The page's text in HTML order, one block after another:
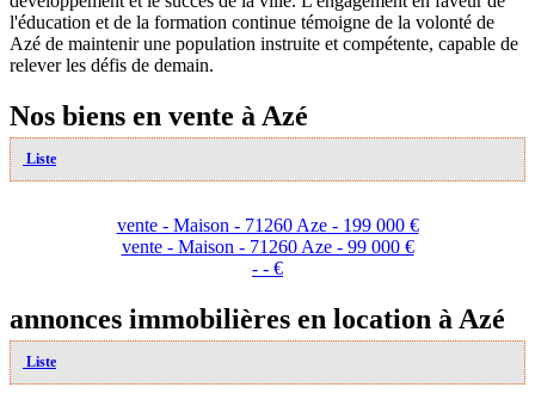
l'éducation et de la formation continue témoigne de la volonté de
Azé de maintenir une population instruite et compétente, capable de
relever les défis de demain.
Nos biens en vente à Azé
Liste
vente - Maison - 71260 Aze - 199 000 €
vente - Maison - 71260 Aze - 99 000 €
- - €
annonces immobilières en location à Azé
Liste